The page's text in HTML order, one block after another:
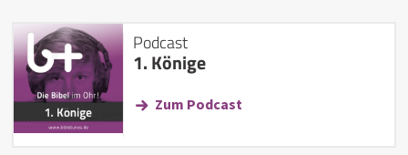
Podcast
1. Könige
Zum Podcast